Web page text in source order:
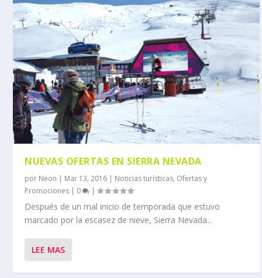
NUEVAS OFERTAS EN SIERRA NEVADA
por Neon | Mar 13, 2016 | Noticias turísticas, Ofertas y
Promociones | 0 |
Después de un mal inicio de temporada que estuvo
marcado por la escasez de nieve, Sierra Nevada...
LEE MAS